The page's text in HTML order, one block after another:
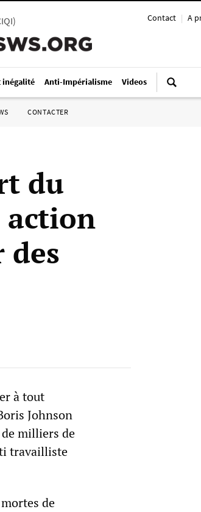
Contact | A
)
inégalité Anti-Impérialisme Videos
CONTACTER
du
action
des
à tout
Johnson
milliers de
travailliste
de